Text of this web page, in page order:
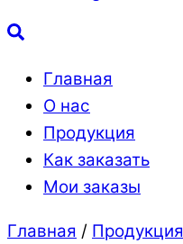
Search
Главная
О нас
Продукция
Как заказать
Мои заказы
Close
Close
Главная / Продукция